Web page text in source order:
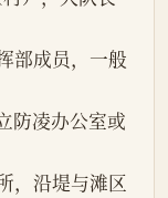
部成员，一般
，沿堤与滩区